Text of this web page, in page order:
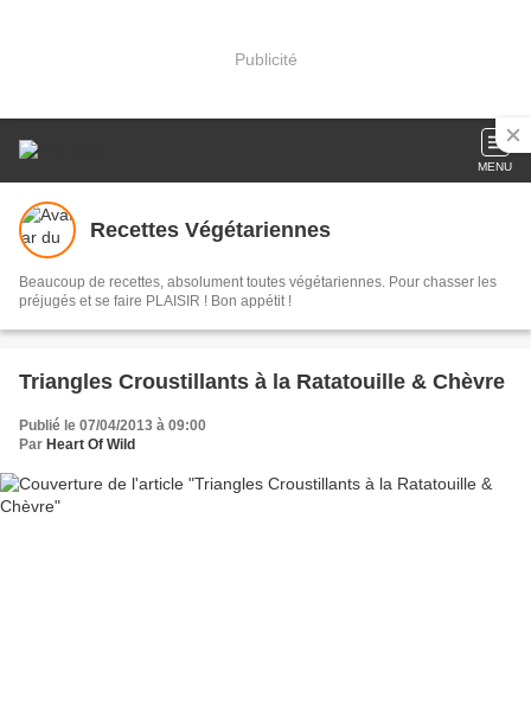
Publicité
MENU
Recettes Végétariennes
Beaucoup de recettes, absolument toutes végétariennes. Pour chasser les
préjugés et se faire PLAISIR ! Bon appétit !
Triangles Croustillants à la Ratatouille & Chèvre
Publié le 07/04/2013 à 09:00
Par Heart Of Wild